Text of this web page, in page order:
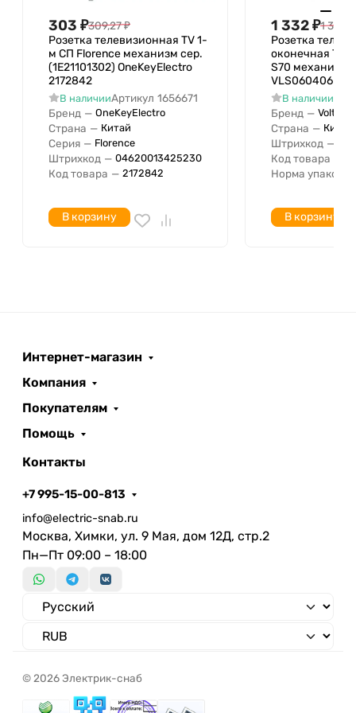
Опорное, несущее кольцо
Тип поверхности
Количество модулей (модульная
система)
303 ₽309,27₽
Розетка телевизионная TV 1-
м СП Florence механизм сер.
(1E21101302) OneKeyElectro
2172842
В наличииАртикул 1656671
Бренд — OneKeyElectro
Страна — Китай
Серия — Florence
Штрихкод — 04620013425230
Код товара — 2172842
В корзину
1 332₽1
Розетка
оконечная TV
S70 механизм
VLS060406
В наличии
Бренд — Voltum
Страна — Китай
Штрихкод —
Код товара
Норма упаковки
В корзину
Интернет-магазин
Компания
Покупателям
Помощь
Контакты
+7 995-15-00-813
info@electric-snab.ru
Москва, Химки, ул. 9 Мая, дом 12Д, стр.2
Пн—Пт 09:00 – 18:00
© 2026 Электрик-снаб